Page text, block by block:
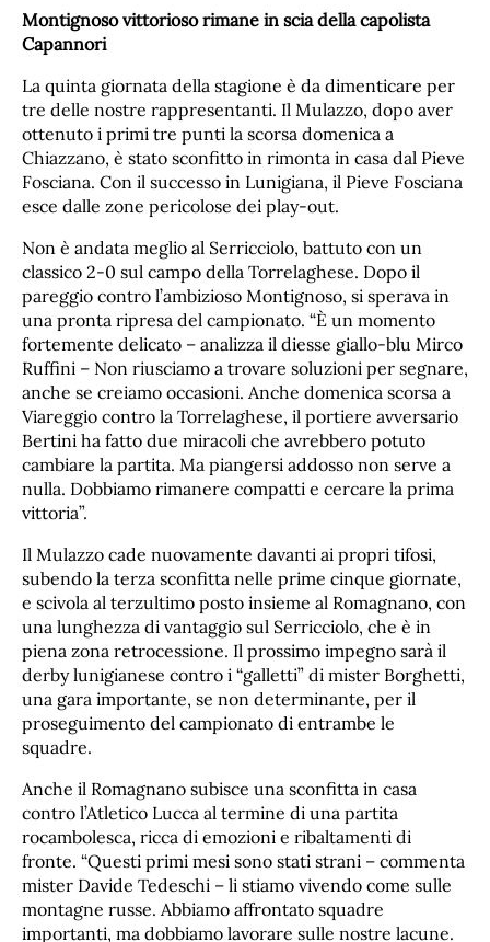
Montignoso vittorioso rimane in scia della capolista
Capannori
La quinta giornata della stagione è da dimenticare per
tre delle nostre rappresentanti. Il Mulazzo, dopo aver
ottenuto i primi tre punti la scorsa domenica a
Chiazzano, è stato sconfitto in rimonta in casa dal Pieve
Fosciana. Con il successo in Lunigiana, il Pieve Fosciana
esce dalle zone pericolose dei play-out.
Non è andata meglio al Serricciolo, battuto con un
classico 2-0 sul campo della Torrelaghese. Dopo il
pareggio contro l’ambizioso Montignoso, si sperava in
una pronta ripresa del campionato. “È un momento
fortemente delicato – analizza il diesse giallo-blu Mirco
Ruffini – Non riusciamo a trovare soluzioni per segnare,
anche se creiamo occasioni. Anche domenica scorsa a
Viareggio contro la Torrelaghese, il portiere avversario
Bertini ha fatto due miracoli che avrebbero potuto
cambiare la partita. Ma piangersi addosso non serve a
nulla. Dobbiamo rimanere compatti e cercare la prima
vittoria”.
Il Mulazzo cade nuovamente davanti ai propri tifosi,
subendo la terza sconfitta nelle prime cinque giornate,
e scivola al terzultimo posto insieme al Romagnano, con
una lunghezza di vantaggio sul Serricciolo, che è in
piena zona retrocessione. Il prossimo impegno sarà il
derby lunigianese contro i “galletti” di mister Borghetti,
una gara importante, se non determinante, per il
proseguimento del campionato di entrambe le
squadre.
Anche il Romagnano subisce una sconfitta in casa
contro l’Atletico Lucca al termine di una partita
rocambolesca, ricca di emozioni e ribaltamenti di
fronte. “Questi primi mesi sono stati strani – commenta
mister Davide Tedeschi – li stiamo vivendo come sulle
montagne russe. Abbiamo affrontato squadre
importanti, ma dobbiamo lavorare sulle nostre lacune.